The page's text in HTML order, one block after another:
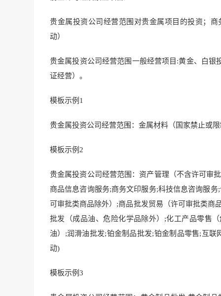
贵金属投资公司经营范围对贵金属项目的投资；
动）
贵金属投资公司经营范围一般经营项目:黄金、白
证经营）。
模板示例1
贵金属投资公司经营范围：金属材料（国家禁止或
模板示例2
贵金属投资公司经营范围：资产管理（不含许可审
商品信息咨询服务;商务文印服务;科技信息咨询服
可审批类商品除外）;商品批发贸易（许可审批类商
批发（成品油、危险化学品除外）;化工产品零售
油）;润滑油批发;铂金制品批发;铂金制品零售;互
动)
模板示例3